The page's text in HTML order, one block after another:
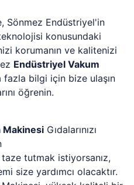
Sönmez Endüstriyel'in
konusundaki
korumanın ve kalitenizi
Endüstriyel Vakum
fazla bilgi için bize ulaşın
öğrenin.
Makinesi Gıdalarınızı
taze tutmak istiyorsanız,
size yardımcı olacaktır.